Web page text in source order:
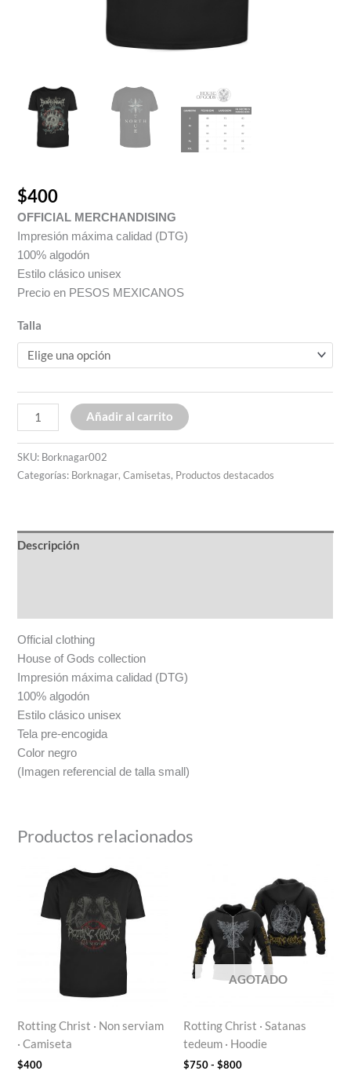
$400
OFFICIAL MERCHANDISING
Impresión máxima calidad (DTG)
100% algodón
Estilo clásico unisex
Precio en PESOS MEXICANOS
Talla
Añadir al carrito
SKU: Borknagar002
Categorías: Borknagar,Camisetas, Productos destacados​
Descripción
Official clothing
House of Gods collection
Impresión máxima calidad (DTG)
100% algodón
Estilo clásico unisex
Tela pre-encogida
Color negro
(Imagen referencial de talla small)
Productos relacionados
Rotting Christ · Non serviam
· Camiseta
$400
AGOTADO
Rotting Christ · Satanas
tedeum · Hoodie
$750- $800
precios:
desde
$750
hasta
$800